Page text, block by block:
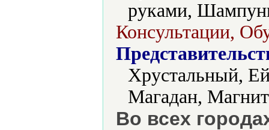
руками,
Консультации,
Хрустальный,
Магадан,
Во всех